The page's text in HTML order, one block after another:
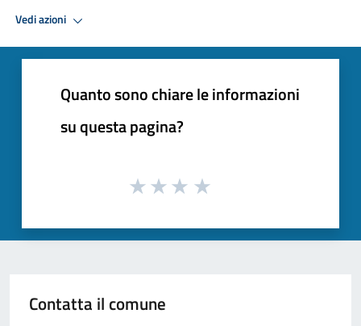
Vedi azioni
Quanto sono chiare le informazioni
su questa pagina?
Contatta il comune